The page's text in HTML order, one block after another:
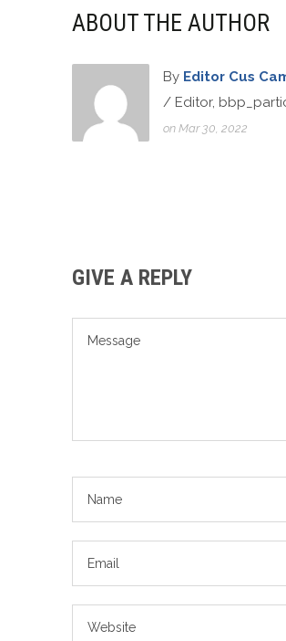
ABOUT THE AUTHOR
By Editor Cus
/ Editor,
on Mar 30, 2022
GIVE A REPLY